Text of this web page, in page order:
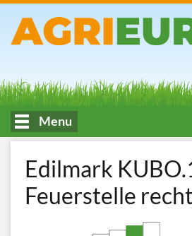
Menu
Edilmark
Feuerstelle